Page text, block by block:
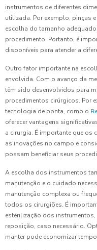
instrumentos de diferentes
utilizada. Por exemplo, pinças
escolha do tamanho
procedimento. Portanto, é
disponíveis para atender a
Outro fator importante na
envolvida. Com o avanço da
têm sido desenvolvidos para
procedimentos cirúrgicos. Por
tecnologia de ponta, como o
oferecer vantagens
a cirurgia. É importante que os
as inovações no campo e
possam beneficiar seus
A escolha dos instrumentos
manutenção e o cuidado
manutenção complexa ou
todos os cirurgiões. É
esterilização dos
reposição, caso necessário.
manter pode economizar